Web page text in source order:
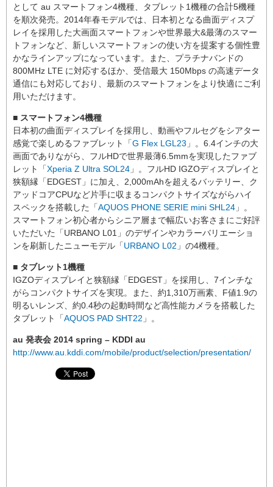
として au スマートフォン4機種、タブレット1機種の合計5機種
を順次発売。2014年春モデルでは、日本初となる曲面ディスプ
レイを採用した大画面スマートフォンや世界最大&最薄のスマー
トフォンなど、新しいスマートフォンの使い方を提案する個性豊
かなラインアップになっています。また、プラチナバンドの
800MHz LTE に対応するほか、受信最大 150Mbps の高速データ
通信にも対応しており、最新のスマートフォンをより快適にご利
用いただけます。
■ スマートフォン4機種
日本初の曲面ディスプレイを採用し、動画やフルセグをシアター
感覚で楽しめるファブレット「G Flex LGL23 」。6.4インチの大
画面でありながら、フルHDで世界最薄6.5mmを実現したファブ
レット「Xperia Z Ultra SOL24 」。フルHD IGZOディスプレイと
狭額縁「EDGEST」に加え、2,000mAhを超えるバッテリー、ク
アッドコアCPUなど片手に収まるコンパクトサイズながらハイ
スペックを搭載した「AQUOS PHONE SERIE mini SHL24 」。
スマートフォン初心者からシニア層まで幅広いお客さまにご好評
いただいた「URBANO L01」のデザインやカラーバリエーショ
ンを刷新したニューモデル「URBANO L02 」の4機種。
■ タブレット1機種
IGZOディスプレイと狭額縁「EDGEST」を採用し、7インチな
がらコンパクトサイズを実現。また、約1,310万画素、F値1.9の
明るいレンズ、約0.4秒の起動時間など高性能カメラを搭載した
タブレット「AQUOS PAD SHT22 」。
au 発表会 2014 spring – KDDI au
http://www.au.kddi.com/mobile/product/selection/presentation/